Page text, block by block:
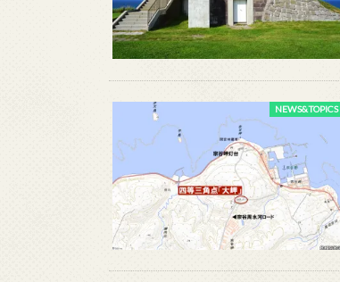
NEWS&TOPICS